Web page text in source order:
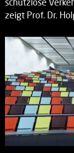
schutzlose
zeigt Prof. Dr.